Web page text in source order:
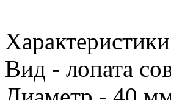
Вид - лопата